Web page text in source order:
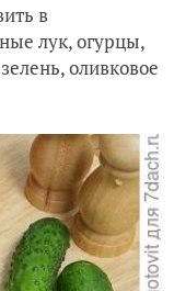
в
лук, огурцы,
оливковое